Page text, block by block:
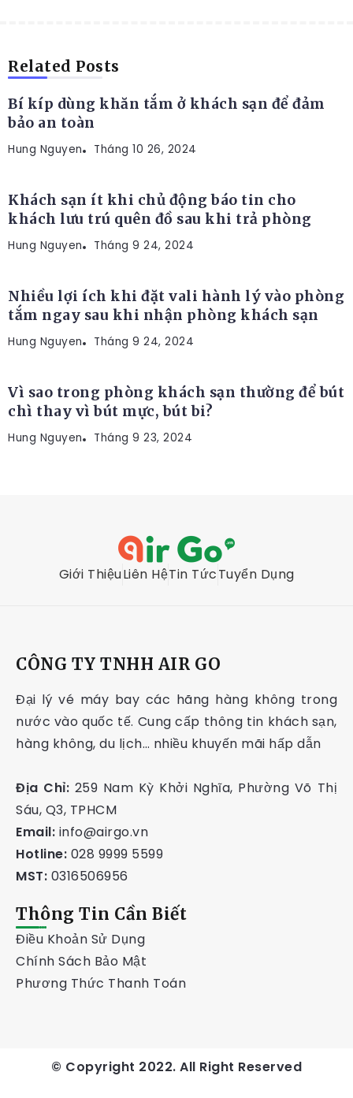
Related Posts
Bí kíp dùng khăn tắm ở khách sạn để đảm
bảo an toàn
Hung Nguyen Tháng 10 26, 2024
KINH NGHIỆM
Khách sạn ít khi chủ động báo tin cho
khách lưu trú quên đồ sau khi trả phòng
Hung Nguyen Tháng 9 24, 2024
KINH NGHIỆM
Nhiều lợi ích khi đặt vali hành lý vào phòng
tắm ngay sau khi nhận phòng khách sạn
Hung Nguyen Tháng 9 24, 2024
KINH NGHIỆM
Vì sao trong phòng khách sạn thường để bút
chì thay vì bút mực, bút bi?
Hung Nguyen Tháng 9 23, 2024
Giới ThiệuLiên HệTin TứcTuyển Dụng
CÔNG TY TNHH AIR GO
Đại lý vé máy bay các hãng hàng không trong
nước vào quốc tế. Cung cấp thông tin khách sạn,
hàng không, du lịch… nhiều khuyến mãi hấp dẫn
Địa Chỉ: 259 Nam Kỳ Khởi Nghĩa, Phường Võ Thị
Sáu, Q3, TPHCM
Email: info@airgo.vn
Hotline: 028 9999 5599
MST: 0316506956
Thông Tin Cần Biết
Điều Khoản Sử Dụng
Chính Sách Bảo Mật
Phương Thức Thanh Toán
© Copyright 2022. All Right Reserved